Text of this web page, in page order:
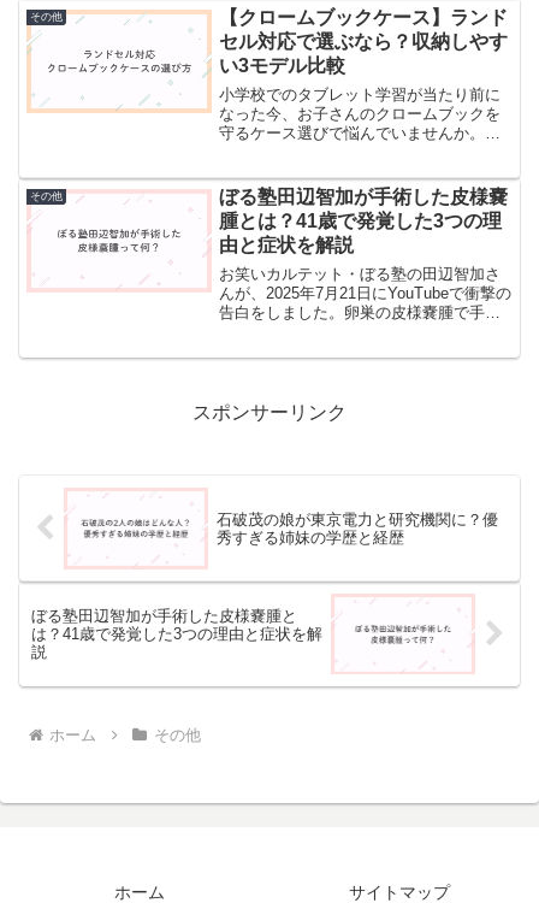
なぜ、これほど学力の高い学校が批判を
受けているのでしょ...
その他
【クロームブックケース】ランド
セル対応で選ぶなら？収納しやす
い3モデル比較
小学校でのタブレット学習が当たり前に
なった今、お子さんのクロームブックを
守るケース選びで悩んでいませんか。毎
わりたいですよね。市販されているクロ
ームブックケースは種類が...
その他
ぼる塾田辺智加が手術した皮様嚢
腫とは？41歳で発覚した3つの理
由と症状を解説
お笑いカルテット・ぼる塾の田辺智加さ
んが、2025年7月21日にYouTubeで衝撃の
告白をしました。卵巣の皮様嚢腫で手術
スポンサーリンク
石破茂の娘が東京電力と研究機関に？優
秀すぎる姉妹の学歴と経歴
ぼる塾田辺智加が手術した皮様嚢腫と
は？41歳で発覚した3つの理由と症状を解
説
ホーム その他
ホーム サイトマップ